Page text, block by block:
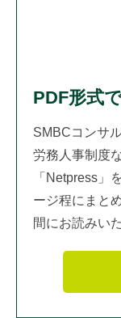
PDF形式
SMBCコンサ
労務人事制度
「Netpress」
ージ程にまと
間にお読みい